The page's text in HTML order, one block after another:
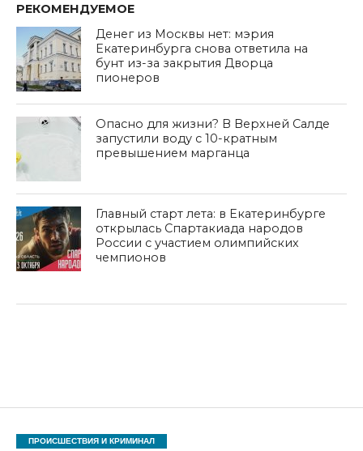
РЕКОМЕНДУЕМОЕ
Денег из Москвы нет: мэрия
Екатеринбурга снова ответила на
бунт из-за закрытия Дворца
пионеров
Опасно для жизни? В Верхней Салде
запустили воду с 10-кратным
превышением марганца
Главный старт лета: в Екатеринбурге
открылась Спартакиада народов
России с участием олимпийских
чемпионов
ПРОИСШЕСТВИЯ И КРИМИНАЛ